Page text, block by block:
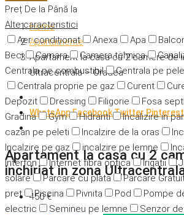
Preț De la Până la
Alte caracteristici
Aer condiționat
Anexa Apa
Beci
Camara Camera tehnica
Centrala pe combustibil
Centrala pe
Centrala proprie pe gaz
Curent
Depozit
Dressing Filigorie Fosa
Gradina
Gym Hidranti Incalizire in
cazan pe peleti
Incalzire de la oras
Incalzire pe gaz
incalzire pe lemne
Interfon
Internet fibra optica Irigatii
solare
Parcare cu plata Parcare
pret
Piscina Pivnita Pod Pompe
electric
Semineu pe lemne Senzor
Home
Apartamente
Apartament la casa cu 2 camere de
Ultracentrala – Oradea
WhatsAppFacebookTwitter Pinterest
Apartament la casa cu 2
inchiriat in zona
450 €